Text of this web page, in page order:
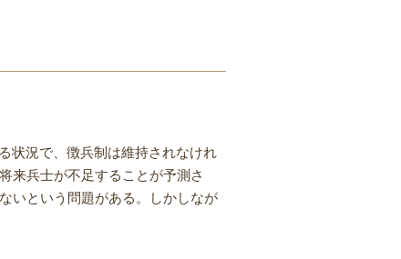
状況で、徴兵制は維持されなけれ
来兵士が不足することが予測さ
いという問題がある。しかしなが